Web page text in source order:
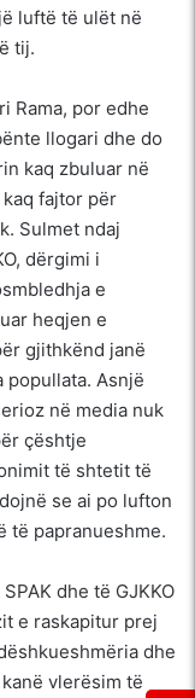
luftë të ulët në
tij.
Rama, por edhe
llogari dhe do
kaq zbuluar në
fajtor për
Sulmet ndaj
dërgimi i
e
heqjen e
gjithkënd janë
popullata. Asnjë
në media nuk
çështje
të shtetit të
se ai po lufton
të papranueshme.
dhe të GJKKO
e raskapitur prej
dhe
vlerësim të